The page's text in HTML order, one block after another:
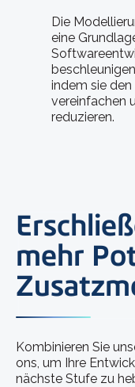
Die
eine
indem sie
vereinfachen
reduzieren.
mehr
Kombinieren Sie
ons, um Ihre
nächste Stufe zu